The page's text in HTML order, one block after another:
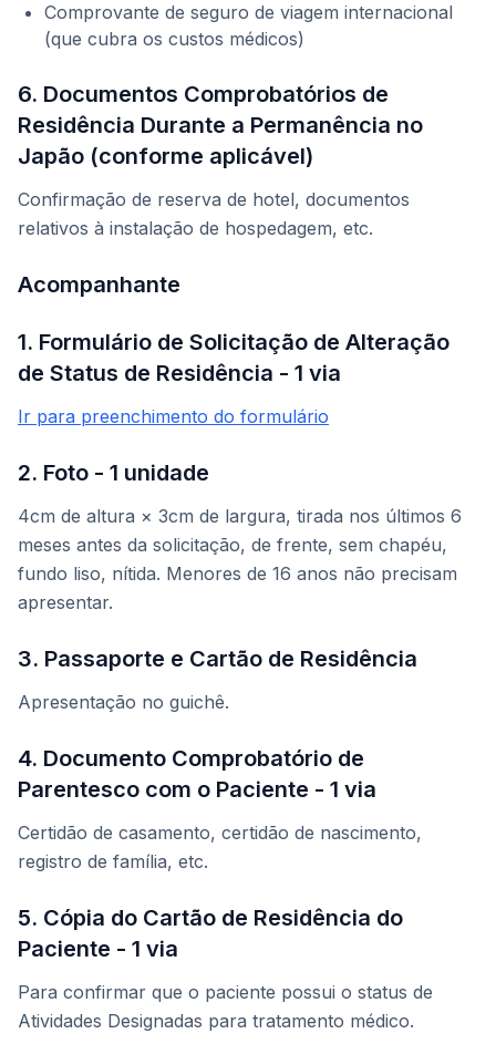
Comprovante de seguro de viagem internacional
(que cubra os custos médicos)
6. Documentos Comprobatórios de
Residência Durante a Permanência no
Japão (conforme aplicável)
Confirmação de reserva de hotel, documentos
relativos à instalação de hospedagem, etc.
Acompanhante
1. Formulário de Solicitação de Alteração
de Status de Residência - 1 via
Ir para preenchimento do formulário
2. Foto - 1 unidade
4cm de altura × 3cm de largura, tirada nos últimos 6
meses antes da solicitação, de frente, sem chapéu,
fundo liso, nítida. Menores de 16 anos não precisam
apresentar.
3. Passaporte e Cartão de Residência
Apresentação no guichê.
4. Documento Comprobatório de
Parentesco com o Paciente - 1 via
Certidão de casamento, certidão de nascimento,
registro de família, etc.
5. Cópia do Cartão de Residência do
Paciente - 1 via
Para confirmar que o paciente possui o status de
Atividades Designadas para tratamento médico.